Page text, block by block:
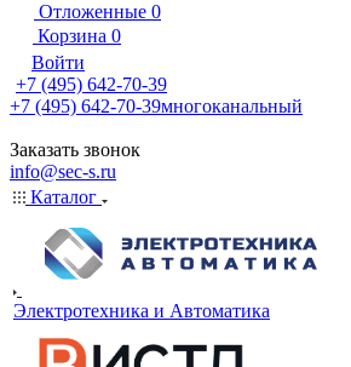
Отложенные 0
Корзина 0
Войти
+7 (495) 642-70-39
+7 (495) 642-70-39многоканальный
Заказать звонок
info@sec-s.ru
Каталог
Электротехника и Автоматика